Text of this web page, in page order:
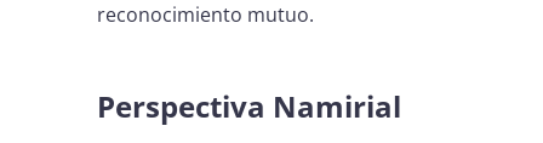
reconocimiento mutuo.
Perspectiva Namirial